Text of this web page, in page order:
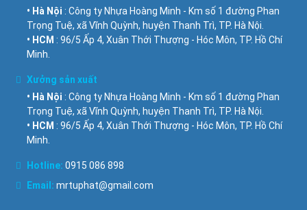
• Hà Nội : Công ty Nhựa Hoàng Minh - Km số 1 đường Phan
Trọng Tuệ, xã Vĩnh Quỳnh, huyện Thanh Trì, TP. Hà Nội.
• HCM : 96/5 Ấp 4, Xuân Thới Thượng - Hóc Môn, TP. Hồ Chí
Minh.
Xưởng sản xuất
• Hà Nội : Công ty Nhựa Hoàng Minh - Km số 1 đường Phan
Trọng Tuệ, xã Vĩnh Quỳnh, huyện Thanh Trì, TP. Hà Nội.
• HCM : 96/5 Ấp 4, Xuân Thới Thượng - Hóc Môn, TP. Hồ Chí
Minh.
Hotline: 0915 086 898
Email: mrtuphat@gmail.com